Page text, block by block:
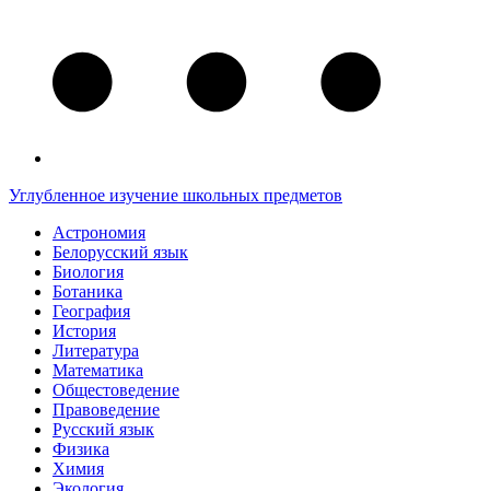
Углубленное изучение школьных предметов
Астрономия
Белорусский язык
Биология
Ботаника
География
История
Литература
Математика
Общестоведение
Правоведение
Русский язык
Физика
Химия